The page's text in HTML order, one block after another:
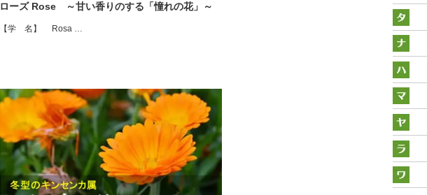
ローズ Rose ～甘い香りのする「憧れの花」～
【学 名】 Rosa …
アル
アロ
アロ
アン
イタ
エキ
エリ
エルダ
カレ
キャ
キャ
クレ
クロ
コモ
コリ
コン
サラ
サフ
サフラ
サン
サン
サン
シソ
ジャ
タイム
タラゴ
タンジ
タン
チコ
チャ
チャ
ナス
ニゲラ
バジル
ハー
ハイ
ヒソ
フェ
マシ
マジ
マリ
ミン
ヤロウ
ユーカ
ラベ